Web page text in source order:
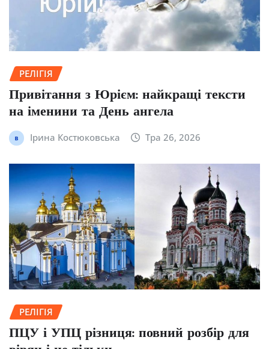
РЕЛІГІЯ
Привітання з Юрієм: найкращі тексти
на іменини та День ангела
Ірина Костюковська Тра 26, 2026
РЕЛІГІЯ
ПЦУ і УПЦ різниця: повний розбір для